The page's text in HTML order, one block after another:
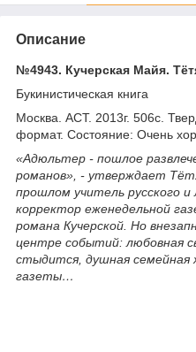
Описание
№4943. Кучерская Майя.
Букинистическая книга
Москва. АСТ. 2013г. 506с.
формат. Состояние: Очень
«Адюльтер - пошлое
романов», - утверждает
прошлом учитель русского
корректор еженедельной
романа Кучерской. Но
центре событий: любовная
стыдится, душная
газеты…